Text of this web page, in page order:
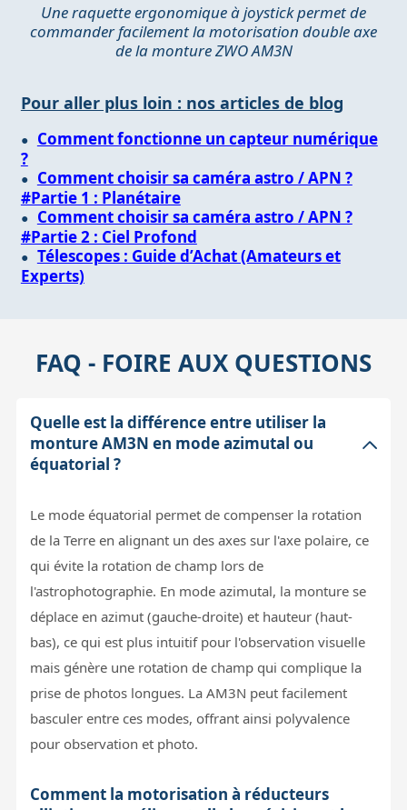
Une raquette ergonomique à joystick permet de
commander facilement la motorisation double axe
de la monture ZWO AM3N
Pour aller plus loin : nos articles de blog
Comment fonctionne un capteur numérique
?
Comment choisir sa caméra astro / APN ?
#Partie 1 : Planétaire
Comment choisir sa caméra astro / APN ?
#Partie 2 : Ciel Profond
Télescopes : Guide d’Achat (Amateurs et
Experts)
FAQ - FOIRE AUX QUESTIONS
Quelle est la différence entre utiliser la
monture AM3N en mode azimutal ou
équatorial ?
Le mode équatorial permet de compenser la rotation
de la Terre en alignant un des axes sur l'axe polaire, ce
qui évite la rotation de champ lors de
l'astrophotographie. En mode azimutal, la monture se
déplace en azimut (gauche-droite) et hauteur (haut-
bas), ce qui est plus intuitif pour l'observation visuelle
mais génère une rotation de champ qui complique la
prise de photos longues. La AM3N peut facilement
basculer entre ces modes, offrant ainsi polyvalence
pour observation et photo.
Comment la motorisation à réducteurs